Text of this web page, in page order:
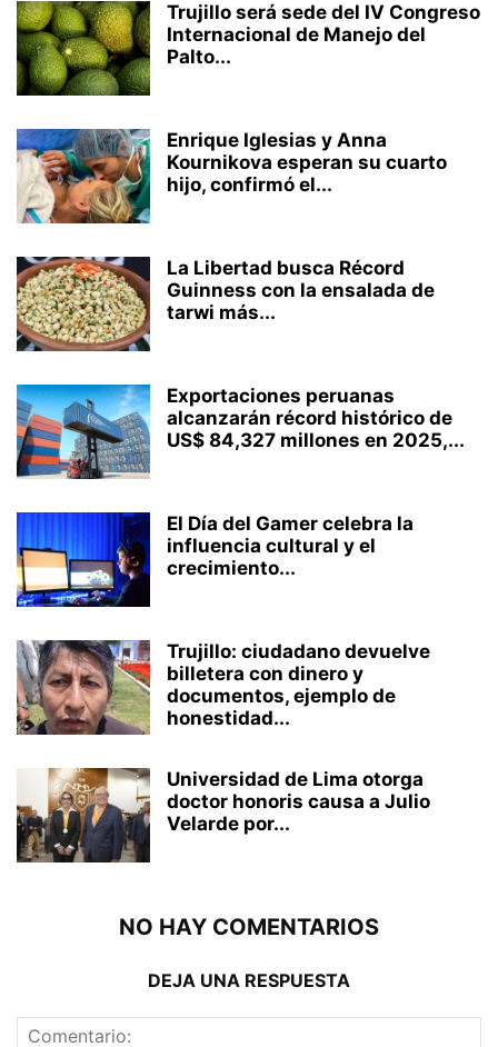
Trujillo será sede del IV Congreso
Internacional de Manejo del
Palto...
Enrique Iglesias y Anna
Kournikova esperan su cuarto
hijo, confirmó el...
La Libertad busca Récord
Guinness con la ensalada de
tarwi más...
Exportaciones peruanas
alcanzarán récord histórico de
US$ 84,327 millones en 2025,...
El Día del Gamer celebra la
influencia cultural y el
crecimiento...
Trujillo: ciudadano devuelve
billetera con dinero y
documentos, ejemplo de
honestidad...
Universidad de Lima otorga
doctor honoris causa a Julio
Velarde por...
NO HAY COMENTARIOS
DEJA UNA RESPUESTA